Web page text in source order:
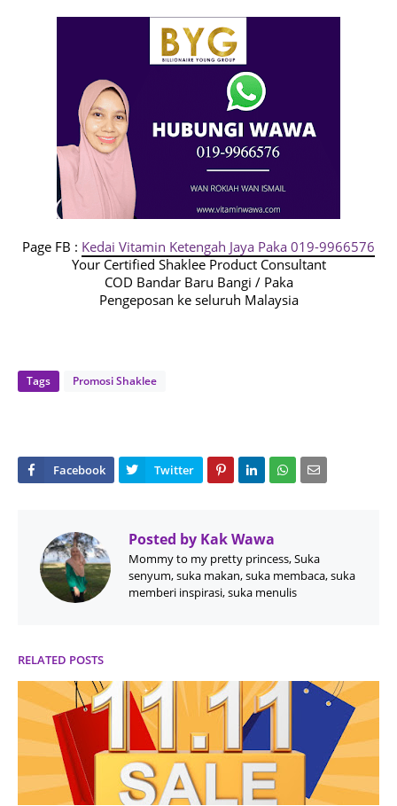
Page FB : Kedai Vitamin Ketengah Jaya Paka 019-9966576
Your Certified Shaklee Product Consultant
COD Bandar Baru Bangi / Paka
Pengeposan ke seluruh Malaysia
Tags Promosi Shaklee
Posted by Kak Wawa
Mommy to my pretty princess, Suka
senyum, suka makan, suka membaca, suka
memberi inspirasi, suka menulis
RELATED POSTS